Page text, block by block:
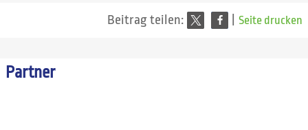
Beitrag teilen: Seite drucken
Partner